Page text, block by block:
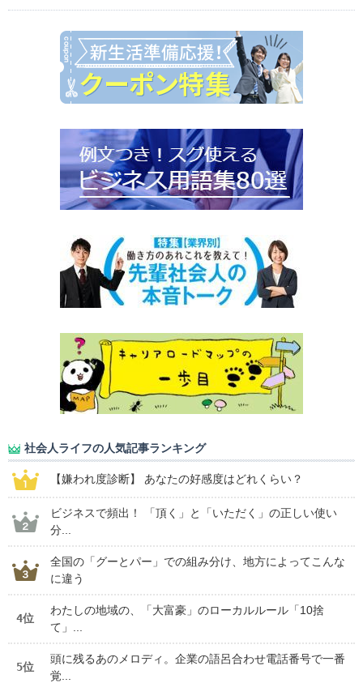
社会人ライフの人気記事ランキング
【嫌われ度診断】 あなたの好感度はどれくらい？
ビジネスで頻出！ 「頂く」と「いただく」の正しい使い
分...
全国の「グーとパー」での組み分け、地方によってこんな
に違う
4位
わたしの地域の、「大富豪」のローカルルール「10捨
て」...
5位
頭に残るあのメロディ。企業の語呂合わせ電話番号で一番
覚...